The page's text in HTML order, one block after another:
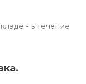
- в течение